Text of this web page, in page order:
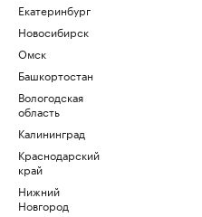
Екатеринбург
Новосибирск
Омск
Башкортостан
Вологодская
область
Калининград
Краснодарский
край
Нижний
Новгород